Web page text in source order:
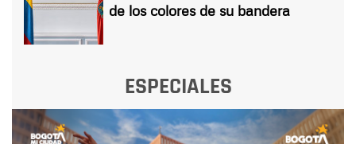
de los colores de su bandera
ESPECIALES